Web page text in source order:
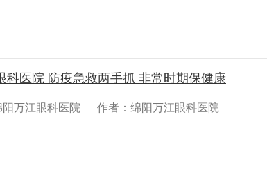
科医院 防疫急救两手抓 非常时期保健康
万江眼科医院 作者：绵阳万江眼科医院